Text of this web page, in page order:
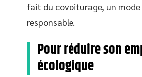
fait du covoiturage, un
responsable.
Pour réduire son
écologique